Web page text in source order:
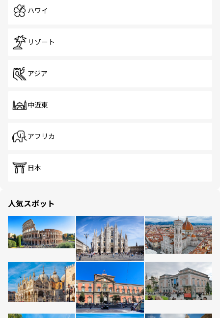
ハワイ
リゾート
アジア
中近東
アフリカ
日本
人気スポット